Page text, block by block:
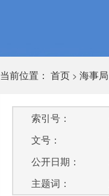
当前位置： 首页 > 海事局
索引号：
文号：
公开日期：
主题词：